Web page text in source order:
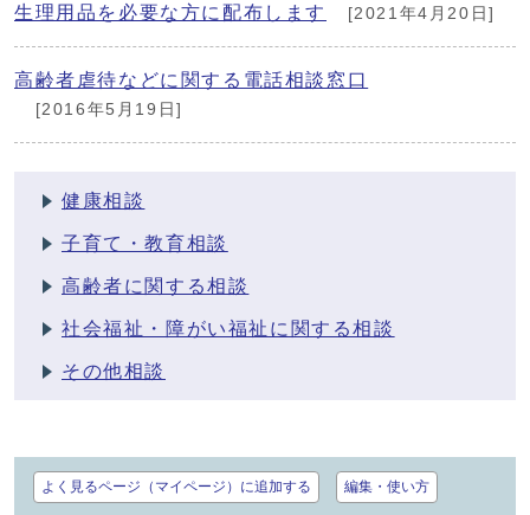
生理用品を必要な方に配布します [2021年4月20日]
高齢者虐待などに関する電話相談窓口
[2016年5月19日]
健康相談
子育て・教育相談
高齢者に関する相談
社会福祉・障がい福祉に関する相談
その他相談
よく見るページ（マイページ）に追加する 編集・使い方